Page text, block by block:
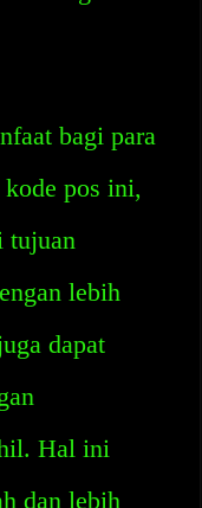
bagi para
pos ini,
tujuan
lebih
dapat
Hal ini
dan lebih